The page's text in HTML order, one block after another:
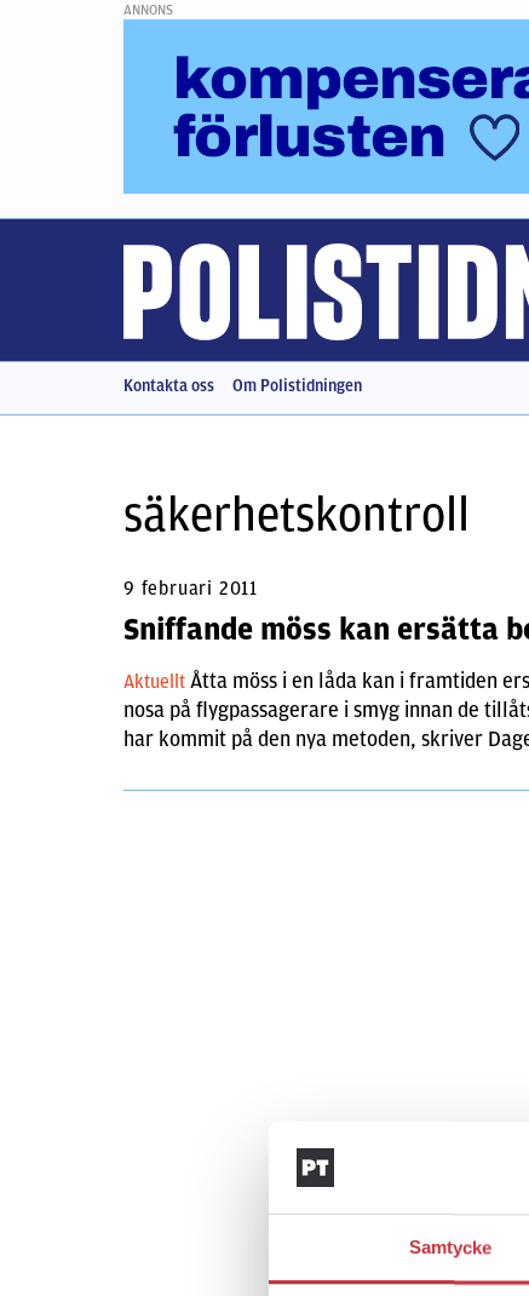
Samtycke
ANNONS
Kontakta oss Om Polistidningen
säkerhetskontroll
9 februari 2011
Sniffande möss kan ersätta
Aktuellt Åtta möss i en låda kan i framtiden
nosa på flygpassagerare i smyg innan de
har kommit på den nya metoden, skriver